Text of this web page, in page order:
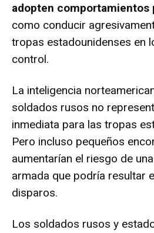
adopten comportamientos
como conducir
tropas estadounidenses en
control.
La inteligencia
soldados rusos no
inmediata para las tropas
Pero incluso pequeños
aumentarían el riesgo de
armada que podría resultar
disparos.
Los soldados rusos y